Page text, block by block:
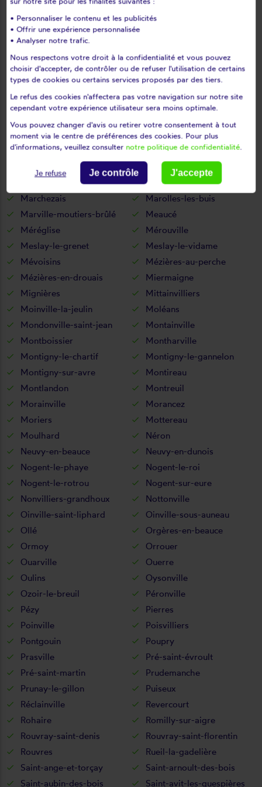
Lèves
Levesville-la-chenard
Logron
Lormaye
Louville-la-chenard
Louvilliers-en-drouais
Louvilliers-lès-perche
Luigny
Luisant
Lumeau
Lutz-en-dunois
Magny
Maillebois
Maintenon
Manou
Marchéville
Marchezais
Marolles-les-buis
Marville-moutiers-brûlé
Meaucé
Méréglise
Mérouville
Meslay-le-grenet
Meslay-le-vidame
Mévoisins
Mézières-au-perche
Mézières-en-drouais
Miermaigne
Mignières
Mittainvilliers
Moinville-la-jeulin
Moléans
Mondonville-saint-jean
Montainville
Montboissier
Montharville
Montigny-le-chartif
Montigny-le-gannelon
Montigny-sur-avre
Montireau
Montlandon
Montreuil
Morainville
Morancez
Moriers
Mottereau
Moulhard
Néron
Neuvy-en-beauce
Neuvy-en-dunois
Nogent-le-phaye
Nogent-le-roi
Nogent-le-rotrou
Nogent-sur-eure
Nonvilliers-grandhoux
Nottonville
Oinville-saint-liphard
Oinville-sous-auneau
Ollé
Orgères-en-beauce
Ormoy
Orrouer
Ouarville
Ouerre
Oulins
Oysonville
Ozoir-le-breuil
Péronville
Pézy
Pierres
Poinville
Poisvilliers
Pontgouin
Poupry
Prasville
Pré-saint-évroult
Pré-saint-martin
Prudemanche
Prunay-le-gillon
Puiseux
Réclainville
Revercourt
Rohaire
Romilly-sur-aigre
Rouvray-saint-denis
Rouvray-saint-florentin
Rouvres
Rueil-la-gadelière
Saint-ange-et-torçay
Saint-arnoult-des-bois
Saint-aubin-des-bois
Saint-avit-les-guespières
• Personnaliser le contenu et les publicités
• Offrir une expérience personnalisée
• Analyser notre trafic.
Nous respectons votre droit à la confidentialité et vous pouvez
choisir d'accepter, de contrôler ou de refuser l'utilisation de certains
types de cookies ou certains services proposés par des tiers.
Le refus des cookies n'affectera pas votre navigation sur notre site
cependant votre expérience utilisateur sera moins optimale.
Vous pouvez changer d'avis ou retirer votre consentement à tout
moment via le centre de préférences des cookies. Pour plus
d'informations, veuillez consulter notre politique de confidentialité.
Je refuse Je contrôle J'accepte